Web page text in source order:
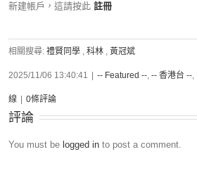
新建帳戶，這請按此 註冊
相關搜尋: 禮賢同學 , 科林 , 黃冠斌
2025/11/06 13:40:41 -- Featured --, -- 香港台 --,
線 0條評論
評論
You must be logged in to post a comment.